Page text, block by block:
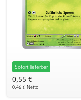
Sofort lieferbar
0,55 €
0,46 € Netto